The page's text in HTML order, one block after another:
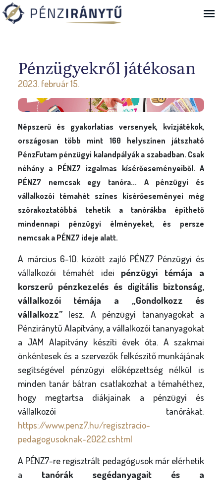
Ugrás a navigációhoz
Pénzügyekről játékosan
2023. február 15.
Népszerű és gyakorlatias versenyek, kvízjátékok,
országosan több mint 160 helyszínen játszható
PénzFutam pénzügyi kalandpályák a szabadban. Csak
néhány a PÉNZ7 izgalmas kísérőeseményeiből. A
PÉNZ7 nemcsak egy tanóra... A pénzügyi és
vállalkozói témahét színes kísérőeseményei még
szórakoztatóbbá tehetik a tanórákba építhető
mindennapi pénzügyi élményeket, és persze
nemcsak a PÉNZ7 ideje alatt.
A március 6-10. között zajló PÉNZ7 Pénzügyi és
vállalkozói témahét idei pénzügyi témája a
korszerű pénzkezelés és digitális biztonság,
vállalkozói témája a „Gondolkozz és
vállalkozz”lesz. A pénzügyi tananyagokat a
Pénziránytű Alapítvány, a vállalkozói tananyagokat
a JAM Alapítvány készíti évek óta. A szakmai
önkéntesek és a szervezők felkészítő munkájának
segítségével pénzügyi előképzettség nélkül is
minden tanár bátran csatlakozhat a témahéthez,
hogy megtartsa diákjainak a pénzügyi és
vállalkozói tanórákat:
https://www.penz7.hu/regisztracio-
pedagogusoknak-2022.cshtml
A PÉNZ7-re regisztrált pedagógusok már elérhetik
a tanórák segédanyagait és a